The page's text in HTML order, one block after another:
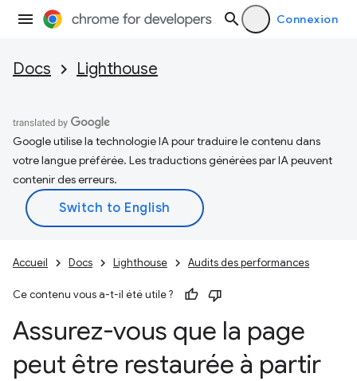
Connexion
Docs Lighthouse
Google utilise la technologie IA pour traduire le contenu dans
votre langue préférée. Les traductions générées par IA peuvent
contenir des erreurs.
Accueil Docs Lighthouse Audits des performances
Ce contenu vous a-t-il été utile ?
Assurez-vous que la page
peut être restaurée à partir